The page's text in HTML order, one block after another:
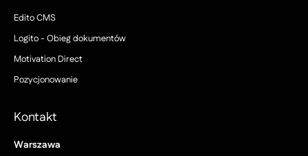
Edito CMS
Logito - Obieg dokumentów
Motivation Direct
Pozycjonowanie
Kontakt
Warszawa